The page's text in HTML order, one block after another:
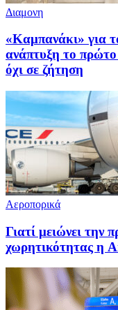
Διαμονη
«Καμπανάκι» για
ανάπτυξη το πρώτο
όχι σε ζήτηση
Αεροπορικά
Γιατί μειώνει την
χωρητικότητας η